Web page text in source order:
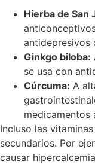
Hierba de San
antidepresivos
Ginkgo biloba:
se usa con
Cúrcuma: A
medicamentos
Incluso las
secundarios. Por
causar